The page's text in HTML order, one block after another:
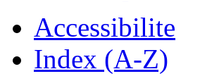
Accessibilite
Index (A-Z)